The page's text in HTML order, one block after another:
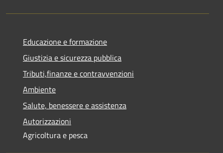
Educazione e formazione
Giustizia e sicurezza pubblica
Tributi,finanze e contravvenzioni
Ambiente
Salute, benessere e assistenza
Autorizzazioni
Agricoltura e pesca